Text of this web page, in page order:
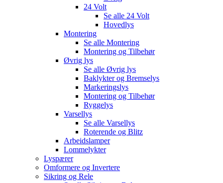
24 Volt
Se alle 24 Volt
Hovedlys
Montering
Se alle Montering
Montering og Tilbehør
Øvrig lys
Se alle Øvrig lys
Baklykter og Bremselys
Markeringslys
Montering og Tilbehør
Ryggelys
Varsellys
Se alle Varsellys
Roterende og Blitz
Arbeidslamper
Lommelykter
Lyspærer
Omformere og Invertere
Sikring og Rele